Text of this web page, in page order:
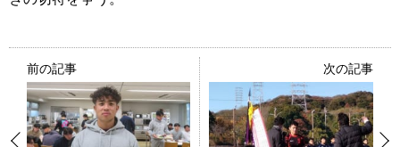
前の記事 次の記事